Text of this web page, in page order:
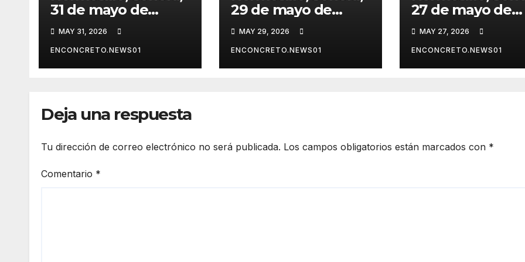
31 de mayo de
2026.-Gobierno de
Hermosillo aprueba
estrategia integral
para enfrentar el
MAY 31, 2026
ENCONCRETO.NEWS01
29 de mayo de
2026.-Gobierno de
Hermosillo impulsa
herramienta para
enfrentar el cambio
MAY 29, 2026
ENCONCRETO.NEWS01
27 de mayo de
2026.-Gobierno
Hermosillo
rehabilitación del
plafón del
MAY 27, 2026
ENCONCRETO.NEWS01
Deja una respuesta
Tu dirección de correo electrónico no será publicada. Los campos obligatorios están marcados con *
Comentario *